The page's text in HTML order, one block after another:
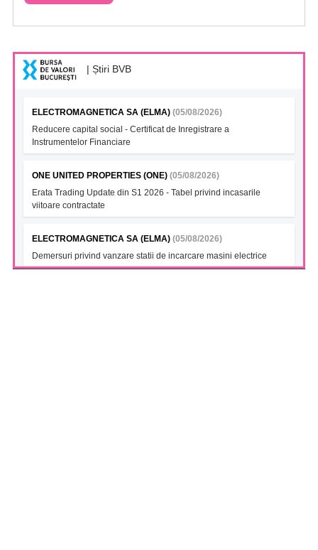
| Știri BVB
ELECTROMAGNETICA SA (ELMA) (05/08/2026)
Reducere capital social - Certificat de Inregistrare a
Instrumentelor Financiare
ONE UNITED PROPERTIES (ONE) (05/08/2026)
Erata Trading Update din S1 2026 - Tabel privind incasarile
viitoare contractate
ELECTROMAGNETICA SA (ELMA) (05/08/2026)
Demersuri privind vanzare statii de incarcare masini electrice